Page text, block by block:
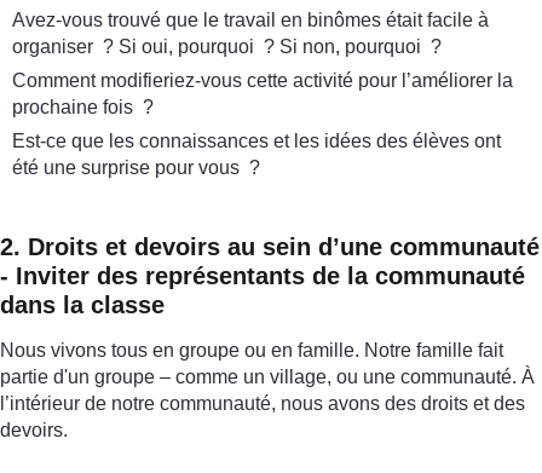
Avez-vous trouvé que le travail en binômes était facile à
organiser ? Si oui, pourquoi ? Si non, pourquoi ?
Comment modifieriez-vous cette activité pour l’améliorer la
prochaine fois ?
Est-ce que les connaissances et les idées des élèves ont
été une surprise pour vous ?
2. Droits et devoirs au sein d’une communauté
- Inviter des représentants de la communauté
dans la classe
Nous vivons tous en groupe ou en famille. Notre famille fait
partie d'un groupe – comme un village, ou une communauté. À
l’intérieur de notre communauté, nous avons des droits et des
devoirs.